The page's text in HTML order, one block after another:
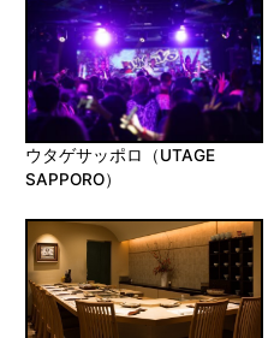
ウタゲサッポロ（UTAGE
SAPPORO）